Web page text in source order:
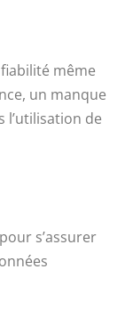
même
un manque
l’utilisation de
s’assurer